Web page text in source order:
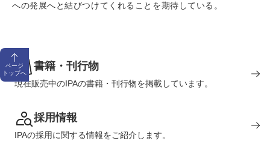
への発展へと結びつけてくれることを期待している。
ページ
トップへ
書籍・刊行物
現在販売中のIPAの書籍・刊行物を掲載しています。
採用情報
IPAの採用に関する情報をご紹介します。